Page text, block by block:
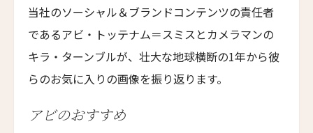
ザボラ・エステート
ル・ヌメロ3・バイ・シャンパーニュ・ティエノー
Torfhús Retreat
13人
14人
15人
16人
12人
13人
14人
当社のソーシャル＆ブランドコンテンツの責任者
であるアビ・トッテナム＝スミスとカメラマンの
キラ・ターンブルが、壮大な地球横断の1年から彼
らのお気に入りの画像を振り返ります。
アビのおすすめ